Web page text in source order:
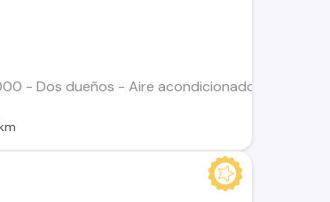
- Dos dueños - Aire acondicionado -